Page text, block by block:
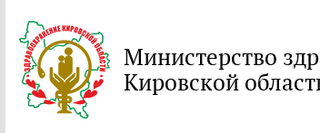
Министерство
Кировской